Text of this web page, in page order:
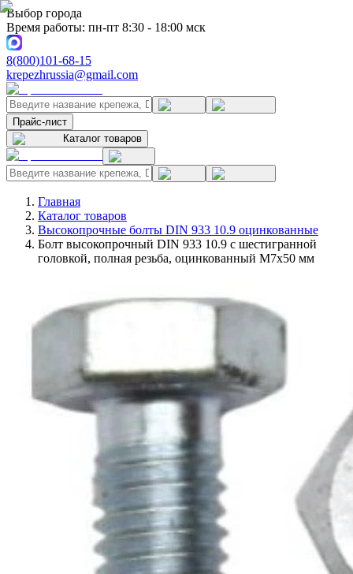
Выбор города
Время работы: пн-пт 8:30 - 18:00 мск
8(800)101-68-15
krepezhrussia@gmail.com
Прайс-лист
Каталог товаров
Главная
Каталог товаров
Высокопрочные болты DIN 933 10.9 оцинкованные
Болт высокопрочный DIN 933 10.9 с шестигранной
головкой, полная резьба, оцинкованный M7x50 мм